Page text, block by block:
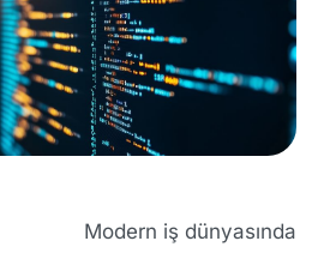
Modern iş dünyasında